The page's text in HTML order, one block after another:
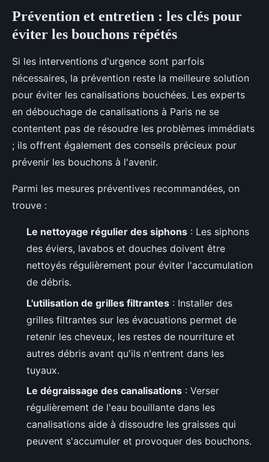
Prévention et entretien : les clés pour
éviter les bouchons répétés
Si les interventions d'urgence sont parfois
nécessaires, la prévention reste la meilleure solution
pour éviter les canalisations bouchées. Les experts
en débouchage de canalisations à Paris ne se
contentent pas de résoudre les problèmes immédiats
; ils offrent également des conseils précieux pour
prévenir les bouchons à l'avenir.
Parmi les mesures préventives recommandées, on
trouve :
Le nettoyage régulier des siphons : Les siphons
des éviers, lavabos et douches doivent être
nettoyés régulièrement pour éviter l'accumulation
de débris.
L'utilisation de grilles filtrantes : Installer des
grilles filtrantes sur les évacuations permet de
retenir les cheveux, les restes de nourriture et
autres débris avant qu'ils n'entrent dans les
tuyaux.
Le dégraissage des canalisations : Verser
régulièrement de l'eau bouillante dans les
canalisations aide à dissoudre les graisses qui
peuvent s'accumuler et provoquer des bouchons.